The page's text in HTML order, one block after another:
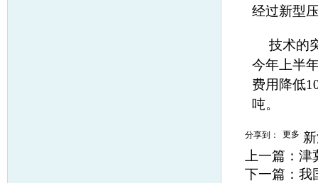
经过新型
技术的
今年上半
费用降低
吨。
分享到： 更多
上一篇： 津
下一篇： 我